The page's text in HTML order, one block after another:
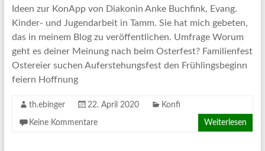
Ideen zur KonApp von Diakonin Anke Buchfink, Evang.
Kinder- und Jugendarbeit in Tamm. Sie hat mich gebeten,
das in meinem Blog zu veröffentlichen. Umfrage Worum
geht es deiner Meinung nach beim Osterfest? Familienfest
Ostereier suchen Auferstehungsfest den Frühlingsbeginn
feiern Hoffnung
th.ebinger 22. April 2020 Konfi
Keine Kommentare Weiterlesen